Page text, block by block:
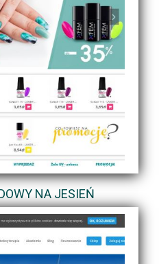
NA JESIEŃ